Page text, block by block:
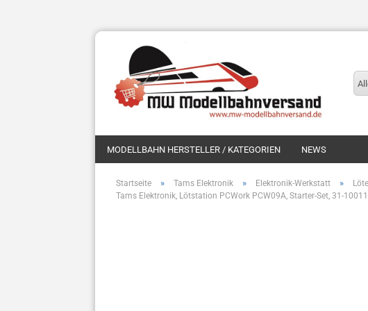
MODELLBAHN HERSTELLER / KATEGORIEN NEWS
Startseite » Tams Elektronik » Elektronik-Werkstatt »
Tams Elektronik, Lötstation PCWork PCW09A, Starter-Set, 31-